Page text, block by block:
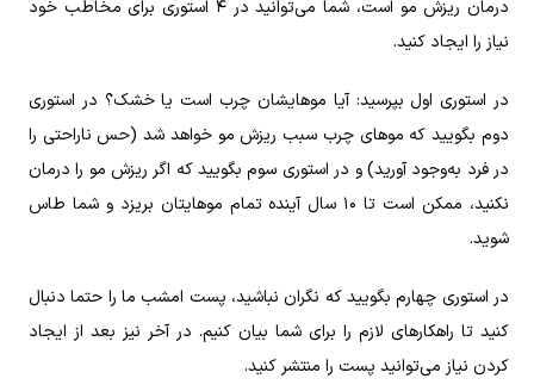
درمان ریزش مو است، شما می‌توانید در ۴ استوری برای مخاطب خود
نیاز را ایجاد کنید.‌
در استوری اول بپرسید: آیا موهایشان چرب است یا خشک؟ در استوری
دوم بگویید که موهای چرب سبب ریزش مو خواهد شد (حس ناراحتی را
در فرد به‌وجود آورید) و در استوری سوم بگویید که اگر ریزش مو را درمان
نکنید، ممکن است تا ۱۰ سال آینده تمام موهایتان بریزد و شما طاس
شوید.
در استوری چهارم بگویید که نگران نباشید، پست امشب ما را حتما دنبال
کنید تا راهکارهای لازم را برای شما بیان کنیم. در آخر نیز بعد از ایجاد
کردن نیاز می‌توانید پست را منتشر کنید.